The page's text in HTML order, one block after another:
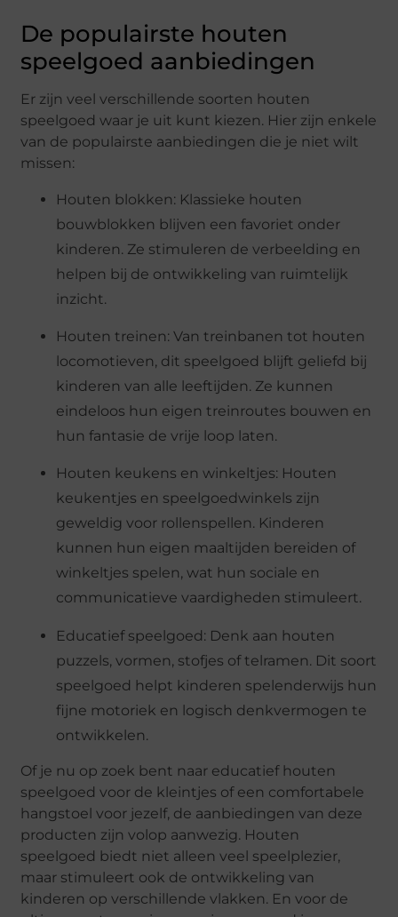
De populairste houten
speelgoed aanbiedingen
Er zijn veel verschillende soorten houten
speelgoed waar je uit kunt kiezen. Hier zijn enkele
van de populairste aanbiedingen die je niet wilt
missen:
Houten blokken: Klassieke houten
bouwblokken blijven een favoriet onder
kinderen. Ze stimuleren de verbeelding en
helpen bij de ontwikkeling van ruimtelijk
inzicht.
Houten treinen: Van treinbanen tot houten
locomotieven, dit speelgoed blijft geliefd bij
kinderen van alle leeftijden. Ze kunnen
eindeloos hun eigen treinroutes bouwen en
hun fantasie de vrije loop laten.
Houten keukens en winkeltjes: Houten
keukentjes en speelgoedwinkels zijn
geweldig voor rollenspellen. Kinderen
kunnen hun eigen maaltijden bereiden of
winkeltjes spelen, wat hun sociale en
communicatieve vaardigheden stimuleert.
Educatief speelgoed: Denk aan houten
puzzels, vormen, stofjes of telramen. Dit soort
speelgoed helpt kinderen spelenderwijs hun
fijne motoriek en logisch denkvermogen te
ontwikkelen.
Of je nu op zoek bent naar educatief houten
speelgoed voor de kleintjes of een comfortabele
hangstoel voor jezelf, de aanbiedingen van deze
producten zijn volop aanwezig. Houten
speelgoed biedt niet alleen veel speelplezier,
maar stimuleert ook de ontwikkeling van
kinderen op verschillende vlakken. En voor de